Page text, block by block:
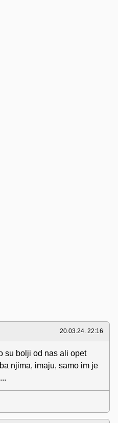
20.03.24. 22:16
su bolji od nas ali opet
njima, imaju, samo im je